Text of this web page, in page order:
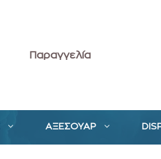
Παραγγελία
ΑΞΕΣΟΥΑΡ